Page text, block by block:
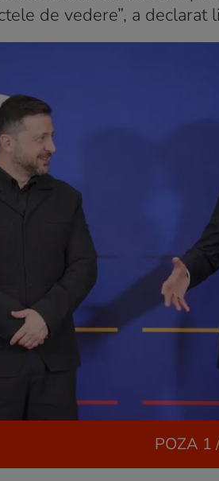
de vedere”, a declarat
POZA 1